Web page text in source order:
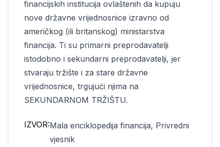
financijskih institucija ovlaštenih da kupuju
nove državne vrijednosnice izravno od
američkog (ili britanskog) ministarstva
financija. Ti su primarni preprodavatelji
istodobno i sekundarni preprodavatelji, jer
stvaraju tržište i za stare državne
vrijednosnice, trgujući njima na
SEKUNDARNOM TRŽIŠTU.
IZVOR:Mala enciklopedija financija, Privredni
vjesnik